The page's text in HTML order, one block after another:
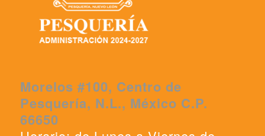
Morelos #100, Centro de
Pesquería, N.L., México C.P.
66650